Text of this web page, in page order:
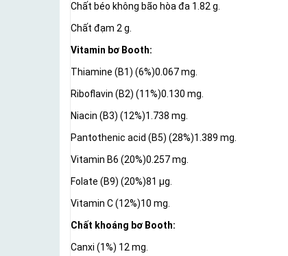
Chất béo không bão hòa đa 1.82 g.
Chất đạm 2 g.
Vitamin bơ Booth:
Thiamine (B1) (6%)0.067 mg.
Riboflavin (B2) (11%)0.130 mg.
Niacin (B3) (12%)1.738 mg.
Pantothenic acid (B5) (28%)1.389 mg.
Vitamin B6 (20%)0.257 mg.
Folate (B9) (20%)81 μg.
Vitamin C (12%)10 mg.
Chất khoáng bơ Booth:
Canxi (1%) 12 mg.